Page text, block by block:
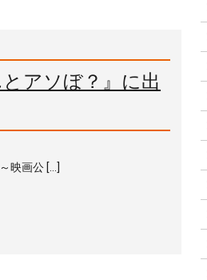
アソぼ？』に出
映画公 […]